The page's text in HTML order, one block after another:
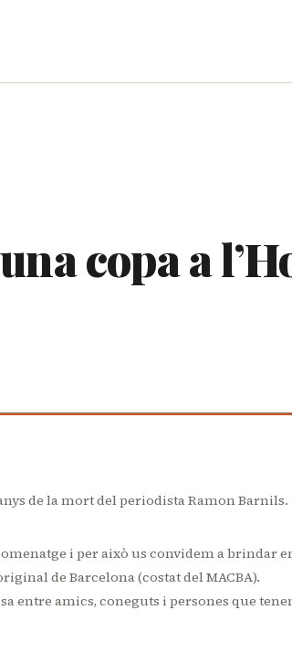
copa a
de la mort del periodista Ramon Barnils.
i per això us convidem a brindar
de Barcelona (costat del MACBA).
entre amics, coneguts i persones que